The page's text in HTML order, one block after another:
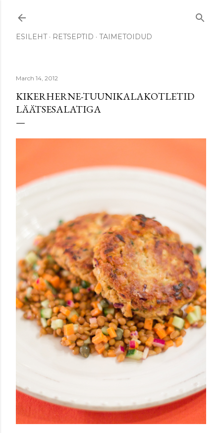
ESILEHT RETSEPTID TAIMETOIDUD
March 14, 2012
KIKERHERNE-TUUNIKALAKOTLETID
LÄÄTSESALATIGA